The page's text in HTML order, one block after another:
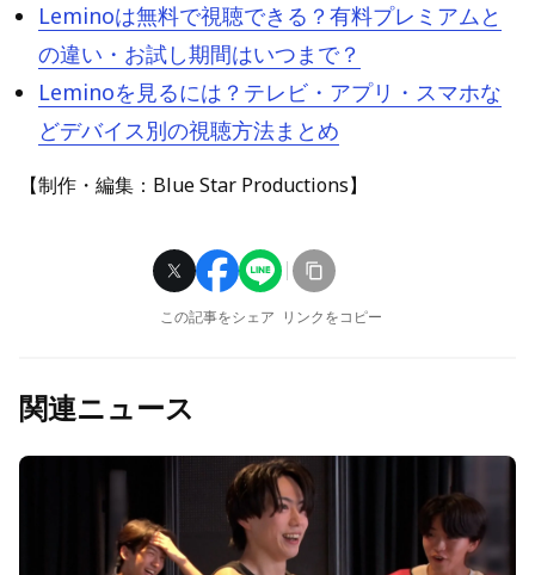
Leminoは無料で視聴できる？有料プレミアムと
の違い・お試し期間はいつまで？
Leminoを見るには？テレビ・アプリ・スマホな
どデバイス別の視聴方法まとめ
【制作・編集：Blue Star Productions】
この記事をシェア リンクをコピー
関連ニュース